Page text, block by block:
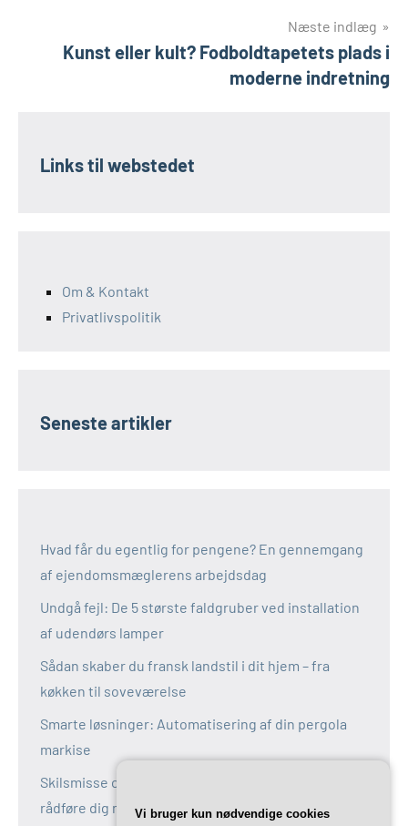
Næste indlæg
Kunst eller kult? Fodboldtapetets plads i
moderne indretning
Links til webstedet
Om & Kontakt
Privatlivspolitik
Seneste artikler
Hvad får du egentlig for pengene? En gennemgang
af ejendomsmæglerens arbejdsdag
Undgå fejl: De 5 største faldgruber ved installation
af udendørs lamper
Sådan skaber du fransk landstil i dit hjem – fra
køkken til soveværelse
Smarte løsninger: Automatisering af din pergola
markise
Skilsmisse og fælles bolig: Derfor bør du altid
rådføre dig med en boligadvokat
Vi bruger kun nødvendige cookies